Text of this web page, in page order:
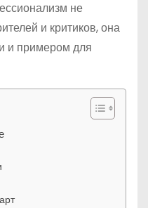
не
и критиков, она
и примером для